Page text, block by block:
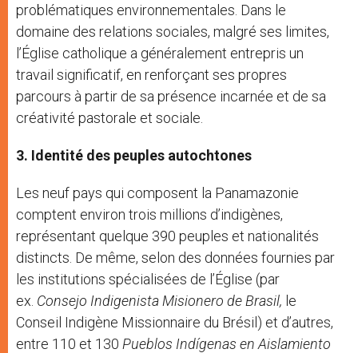
problématiques environnementales. Dans le
domaine des relations sociales, malgré ses limites,
l’Église catholique a généralement entrepris un
travail significatif, en renforçant ses propres
parcours à partir de sa présence incarnée et de sa
créativité pastorale et sociale.
3. Identité des peuples autochtones
Les neuf pays qui composent la Panamazonie
comptent environ trois millions d’indigènes,
représentant quelque 390 peuples et nationalités
distincts. De même, selon des données fournies par
les institutions spécialisées de l’Église (par
ex. Consejo Indigenista Misionero de Brasil, le
Conseil Indigène Missionnaire du Brésil) et d’autres,
entre 110 et 130 Pueblos Indígenas en Aislamiento